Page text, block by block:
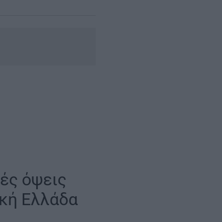
όψεις
Ελλάδα